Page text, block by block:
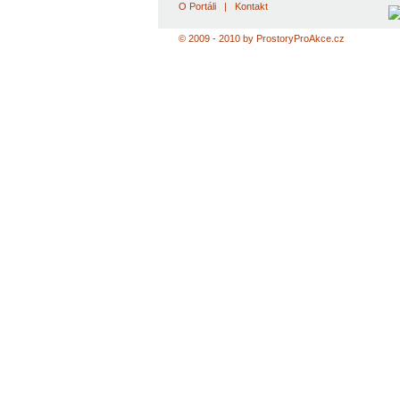
O Portáli| Kontakt
© 2009 - 2010 by ProstoryProAkce.cz